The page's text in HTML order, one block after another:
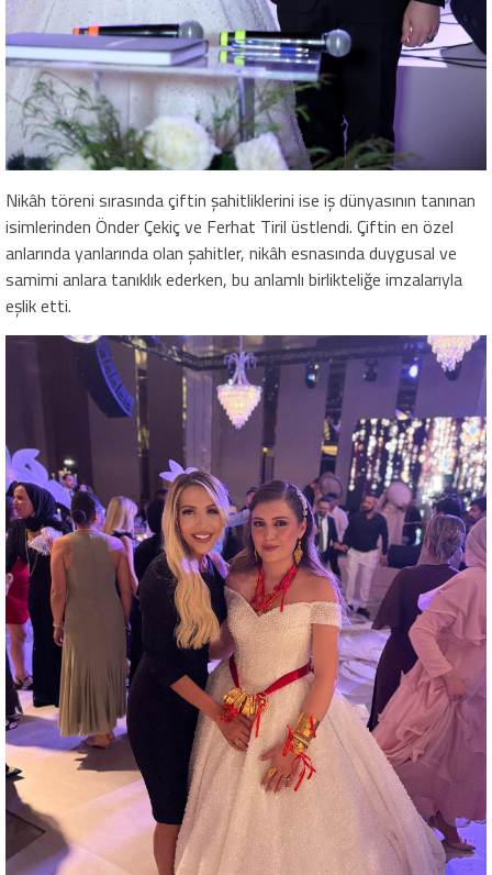
Nikâh töreni sırasında çiftin şahitliklerini ise iş dünyasının tanınan
isimlerinden Önder Çekiç ve Ferhat Tiril üstlendi. Çiftin en özel
anlarında yanlarında olan şahitler, nikâh esnasında duygusal ve
samimi anlara tanıklık ederken, bu anlamlı birlikteliğe imzalarıyla
eşlik etti.